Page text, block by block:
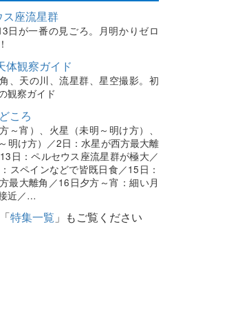
座流星群
日が一番の見ごろ。月明かりゼロ
体観察ガイド
、天の川、流星群、星空撮影。初
観察ガイド
ころ
～宵）、火星（未明～明け方）、
明け方）／2日：水星が西方最大離
日：ペルセウス座流星群が極大／
スペインなどで皆既日食／15日：
最大離角／16日夕方～宵：細い月
近／…
特集一覧 」もご覧ください